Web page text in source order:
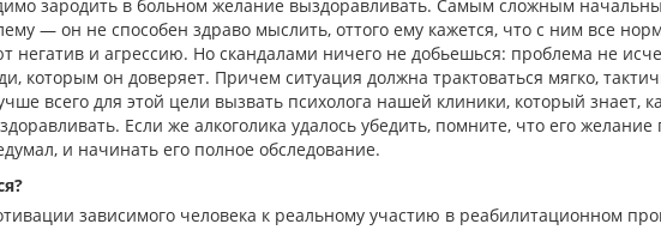
зародить в больном желание выздоравливать. Самым сложным
— он не способен здраво мыслить, оттого ему кажется, что с ним все
и агрессию. Но скандалами ничего не добьешься: проблема не
которым он доверяет. Причем ситуация должна трактоваться мягко,
всего для этой цели вызвать психолога нашей клиники, который знает,
Если же алкоголика удалось убедить, помните, что его
и начинать его полное обследование.
зависимого человека к реальному участию в реабилитационном